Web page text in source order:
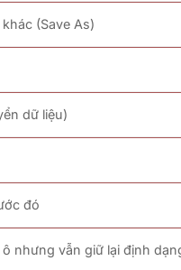
(Save As)
dữ liệu)
đó
nhưng vẫn giữ lại định